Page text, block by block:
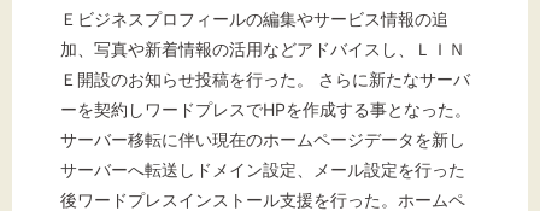
Ｅビジネスプロフィールの編集やサービス情報の追
加、写真や新着情報の活用などアドバイスし、ＬＩＮ
Ｅ開設のお知らせ投稿を行った。 さらに新たなサーバ
ーを契約しワードプレスでHPを作成する事となった。
サーバー移転に伴い現在のホームページデータを新し
サーバーへ転送しドメイン設定、メール設定を行った
後ワードプレスインストール支援を行った。ホームペ